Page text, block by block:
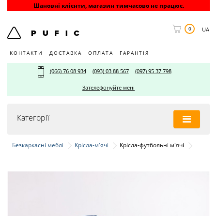
Шановні клієнти, магазин тимчасово не працює.
UA
0
КОНТАКТИ ДОСТАВКА ОПЛАТА ГАРАНТІЯ
(066) 76 08 934 (093) 03 88 567 (097) 95 37 798
Зателефонуйте мені
Категорії
Безкаркасні меблі Крісла-м'ячі Крісла-футбольні м'ячі